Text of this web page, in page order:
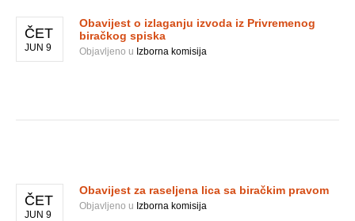
ČET
JUN 9
Obavijest o izlaganju izvoda iz Privremenog
biračkog spiska
Objavljeno u Izborna komisija
ČET
JUN 9
Obavijest za raseljena lica sa biračkim pravom
Objavljeno u Izborna komisija